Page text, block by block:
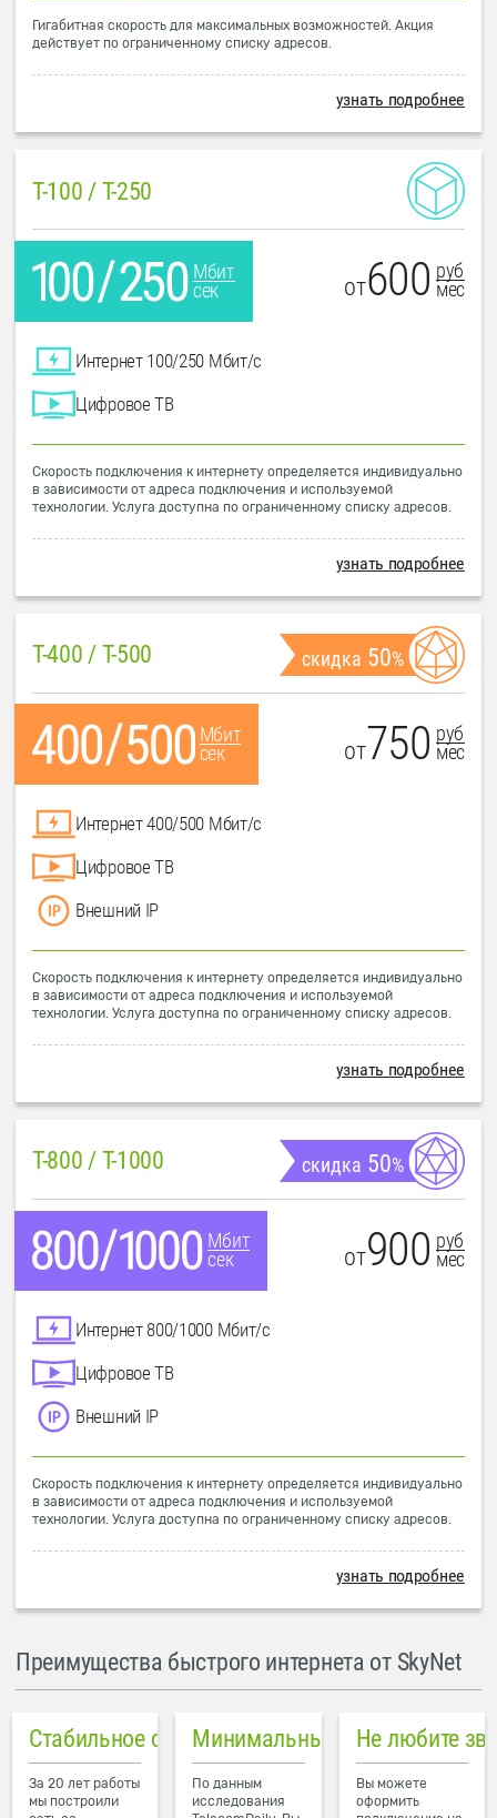
Гигабитная скорость для максимальных возможностей. Акция
действует по ограниченному списку адресов.
узнать подробнее
T-100 / T-250
Мбит
сек
от600 руб
мес
Интернет 100/250 Мбит/с
Цифровое ТВ
Скорость подключения к интернету определяется индивидуально
в зависимости от адреса подключения и используемой
технологии. Услуга доступна по ограниченному списку адресов.
узнать подробнее
T-400 / T-500 скидка 50%
Мбит
сек
от750 руб
мес
Интернет 400/500 Мбит/с
Цифровое ТВ
Внешний IP
Скорость подключения к интернету определяется индивидуально
в зависимости от адреса подключения и используемой
технологии. Услуга доступна по ограниченному списку адресов.
узнать подробнее
T-800 / T-1000 скидка 50%
Мбит
сек
от900 руб
мес
Интернет 800/1000 Мбит/с
Цифровое ТВ
Внешний IP
Скорость подключения к интернету определяется индивидуально
в зависимости от адреса подключения и используемой
технологии. Услуга доступна по ограниченному списку адресов.
узнать подробнее
Преимущества быстрого интернета от SkyNet
Стабильное соединение
За 20 лет работы
мы построили
Минимальный пинг в городе
По данным
исследования
Не любите
Вы можете
оформить